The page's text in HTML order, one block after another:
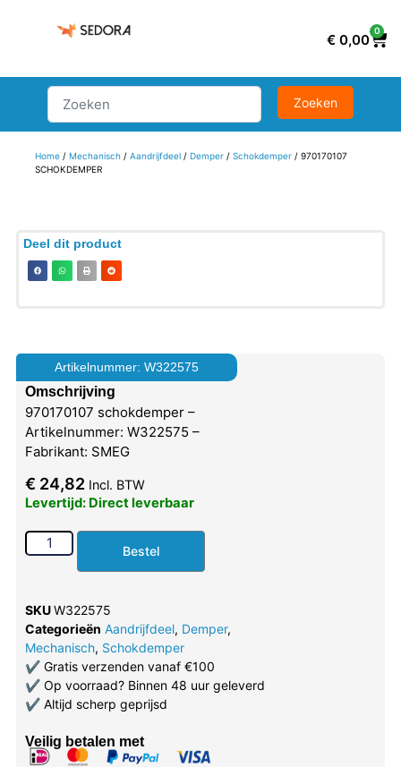
€ 0,00
0
Home/ Mechanisch/ Aandrijfdeel/ Demper/ Schokdemper/ 970170107
SCHOKDEMPER
Deel dit product
Artikelnummer: W322575
Omschrijving
970170107 schokdemper –
Artikelnummer: W322575 –
Fabrikant: SMEG
€ 24,82 Incl. BTW
Levertijd: Direct leverbaar
Bestel
SKUW322575
Categorieën Aandrijfdeel, Demper,
Mechanisch, Schokdemper
✔Gratis verzenden vanaf €100
✔Op voorraad? Binnen 48 uur geleverd
✔Altijd scherp geprijsd
Veilig betalen met